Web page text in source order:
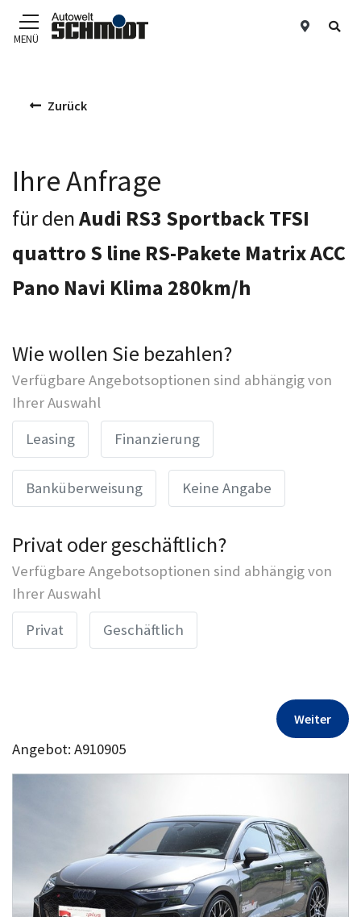
MENÜ
Zurück
Ihre Anfrage
für denAudi RS3 Sportback TFSI
quattro S line RS-Pakete Matrix ACC
Pano Navi Klima 280km/h
Wie wollen Sie bezahlen?
Verfügbare Angebotsoptionen sind abhängig von
Ihrer Auswahl
Leasing
Finanzierung
Banküberweisung Keine Angabe
Privat oder geschäftlich?
Verfügbare Angebotsoptionen sind abhängig von
Ihrer Auswahl
Privat
Geschäftlich
Weiter
Angebot: A910905